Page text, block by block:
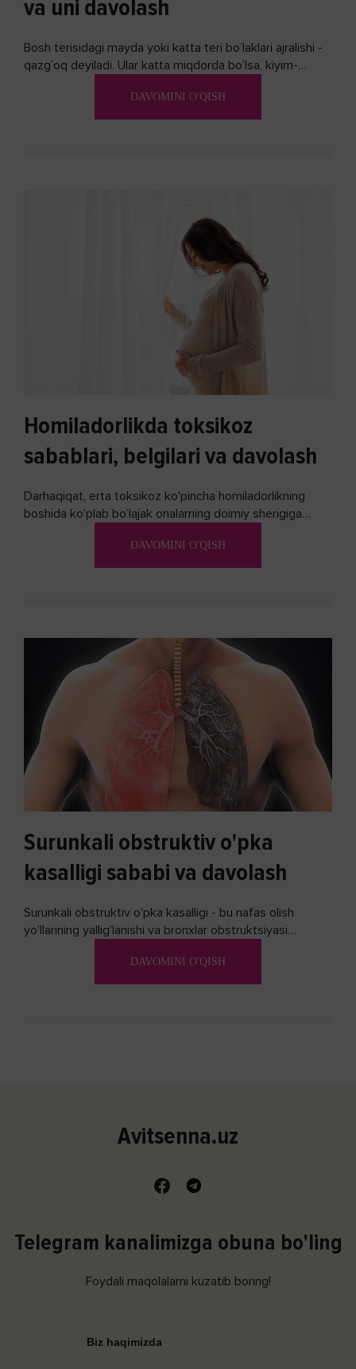
va uni davolash
Bosh terisidagi mayda yoki katta teri bo’laklari ajralishi -
qazg’oq deyiladi. Ular katta miqdorda bo’lsa, kiyim-
DAVOMINI O'QISH
Homiladorlikda toksikoz
sabablari, belgilari va davolash
Darhaqiqat, erta toksikoz ko'pincha homiladorlikning
boshida ko'plab bo’lajak onalarning doimiy sherigiga
biron bir usuli bormi?DAVOMINI O'QISH
Surunkali obstruktiv o'pka
kasalligi sababi va davolash
Surunkali obstruktiv o'pka kasalligi - bu nafas olish
yo'llarining yallig'lanishi va bronxlar obstruktsiyasi
DAVOMINI O'QISH
Avitsenna.uz
Telegram kanalimizga obuna bo'ling
Foydali maqolalarni kuzatib boring!
Biz haqimizda